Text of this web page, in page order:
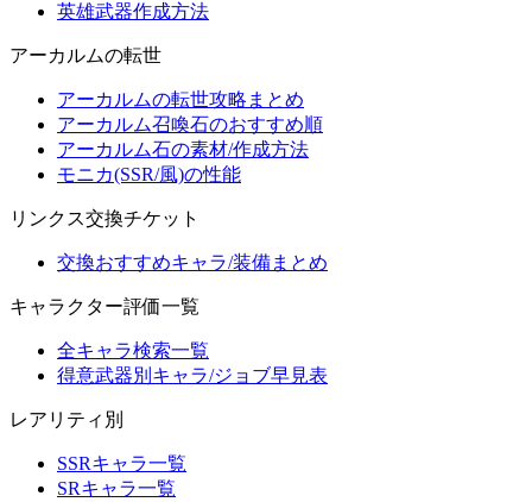
英雄武器作成方法
アーカルムの転世
アーカルムの転世攻略まとめ
アーカルム召喚石のおすすめ順
アーカルム石の素材/作成方法
モニカ(SSR/風)の性能
リンクス交換チケット
交換おすすめキャラ/装備まとめ
キャラクター評価一覧
全キャラ検索一覧
得意武器別キャラ/ジョブ早見表
レアリティ別
SSRキャラ一覧
SRキャラ一覧